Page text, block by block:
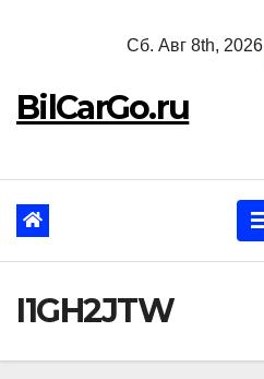
Сб. Авг 8th, 2026
BilCarGo.ru
I1GH2JTW